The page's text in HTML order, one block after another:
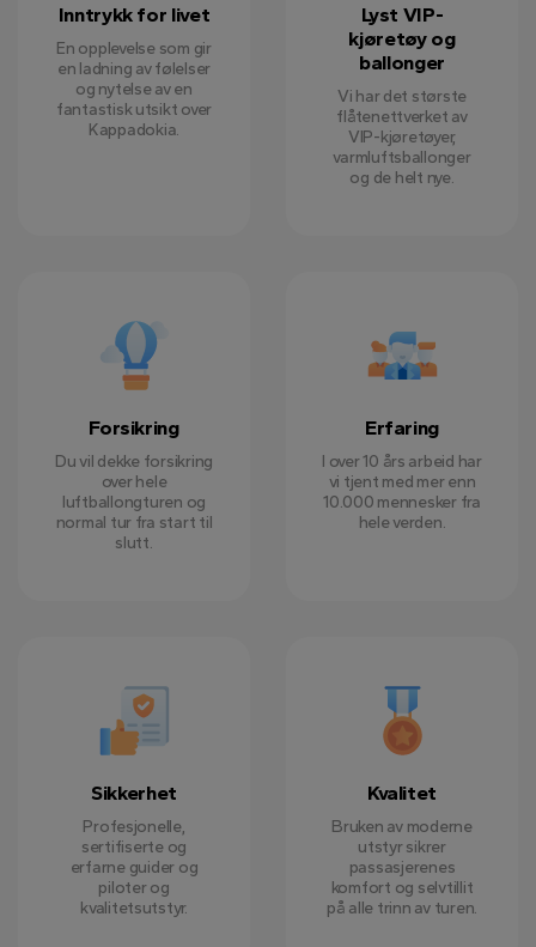
Inntrykk for livet
En opplevelse som gir
en ladning av følelser
og nytelse av en
fantastisk utsikt over
Kappadokia.
Lyst VIP-
kjøretøy og
ballonger
Vi har det største
flåtenettverket av
VIP-kjøretøyer,
varmluftsballonger
og de helt nye.
Forsikring
Du vil dekke forsikring
over hele
luftballongturen og
normal tur fra start til
slutt.
Erfaring
I over 10 års arbeid har
vi tjent med mer enn
10.000 mennesker fra
hele verden.
Sikkerhet
Profesjonelle,
sertifiserte og
erfarne guider og
piloter og
kvalitetsutstyr.
Kvalitet
Bruken av moderne
utstyr sikrer
passasjerenes
komfort og selvtillit
på alle trinn av turen.